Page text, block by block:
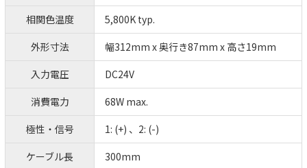
相関色温度
5,800K typ.
外形寸法
幅312mm x 奥行き87mm x 高さ19mm
入力電圧
DC24V
消費電力
68W max.
極性・信号
1: (+) 、2: (-)
ケーブル長
300mm